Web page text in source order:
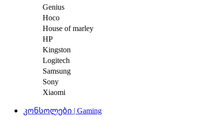
Genius
Hoco
House of marley
HP
Kingston
Logitech
Samsung
Sony
Xiaomi
კონსოლები | Gaming